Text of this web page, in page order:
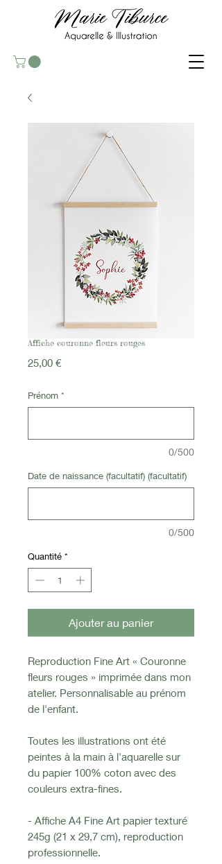
Affiche couronne fleurs rouges
25,00 €Prix
Prénom *
0/500
Date de naissance (facultatif) (facultatif)
0/500
Quantité *
Ajouter au panier
Reproduction Fine Art « Couronne
fleurs rouges » imprimée dans mon
atelier. Personnalisable au prénom
de l'enfant.
Toutes les illustrations ont été
peintes à la main à l'aquarelle sur
du papier 100% coton avec des
couleurs extra-fines.
- Affiche A4 Fine Art papier texturé
245g (21 x 29,7 cm), reproduction
professionnelle.